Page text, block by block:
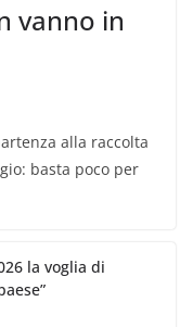
vanno in
alla raccolta
basta poco per
la voglia di